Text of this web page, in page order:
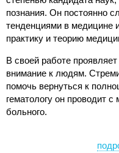
познания. Он постоянно
тенденциями в медицине
практику и теорию
В своей работе
внимание к людям.
помочь вернуться к
гематологу он проводит
больного.